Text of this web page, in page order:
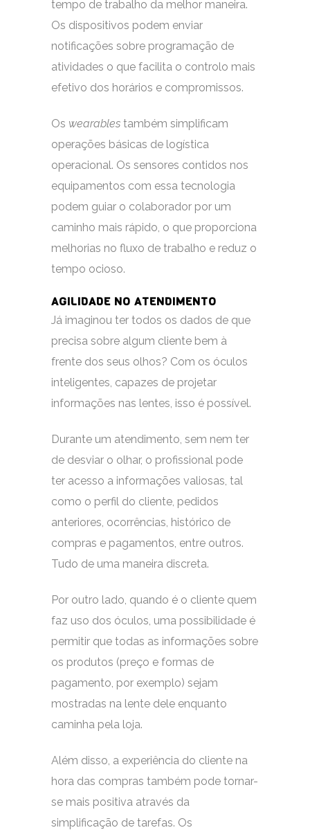
tempo de trabalho da melhor maneira.
Os dispositivos podem enviar
notificações sobre programação de
atividades o que facilita o controlo mais
efetivo dos horários e compromissos.
Os wearables também simplificam
operações básicas de logística
operacional. Os sensores contidos nos
equipamentos com essa tecnologia
podem guiar o colaborador por um
caminho mais rápido, o que proporciona
melhorias no fluxo de trabalho e reduz o
tempo ocioso.
AGILIDADE NO ATENDIMENTO
Já imaginou ter todos os dados de que
precisa sobre algum cliente bem à
frente dos seus olhos? Com os óculos
inteligentes, capazes de projetar
informações nas lentes, isso é possível.
Durante um atendimento, sem nem ter
de desviar o olhar, o profissional pode
ter acesso a informações valiosas, tal
como o perfil do cliente, pedidos
anteriores, ocorrências, histórico de
compras e pagamentos, entre outros.
Tudo de uma maneira discreta.
Por outro lado, quando é o cliente quem
faz uso dos óculos, uma possibilidade é
permitir que todas as informações sobre
os produtos (preço e formas de
pagamento, por exemplo) sejam
mostradas na lente dele enquanto
caminha pela loja.
Além disso, a experiência do cliente na
hora das compras também pode tornar-
se mais positiva através da
simplificação de tarefas. Os